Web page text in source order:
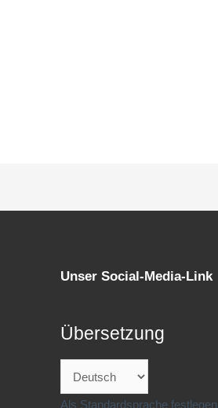
Unser Social-Media-Link
Übersetzung
Als Standardsprache festlegen